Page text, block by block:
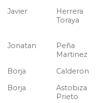
Javier
Herrera
Toraya
Jonatan
Peña
Martinez
Borja Calderon
Borja
Astobiza
Prieto